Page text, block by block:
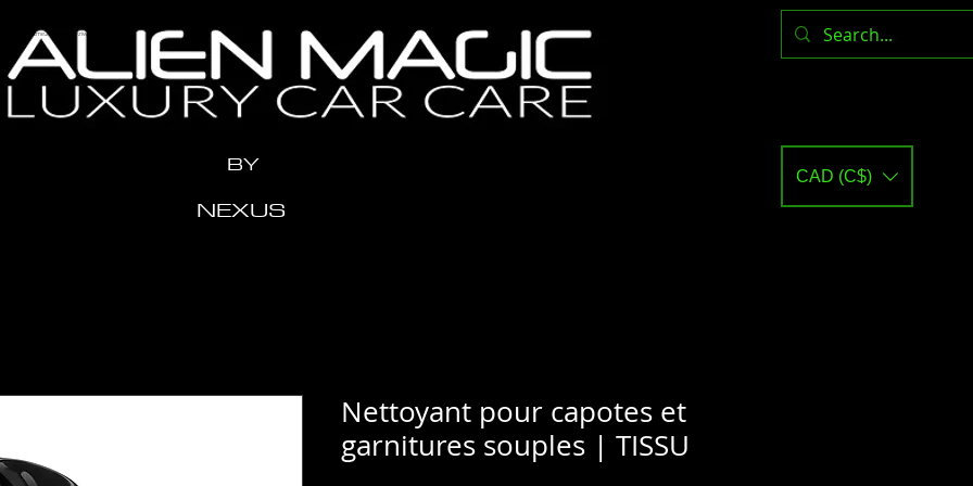
content="x2me24y1eeow3vziwhx3ahr1t11xdh" />
BY
NEXUS
CAD (C$)
Nettoyant pour capotes et
garnitures souples | TISSU